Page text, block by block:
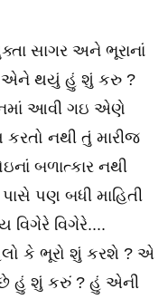
સાગર અને ભૂરાનાં
એને થયું હું શું કરુ ?
આવી ગઇ એણે
નથી તું મારીજ
બળાત્કાર નથી
પણ બધી માહિતી
વિગેરે વિગેરે....
કે ભૂરો શું કરશે ? એ
હું શું કરું ? હું એની